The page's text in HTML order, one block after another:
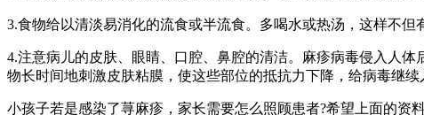
3.食物给以清淡易消化的流食或半流食。多喝水或热汤，这样不
4.注意病儿的皮肤、眼睛、口腔、鼻腔的清洁。麻疹病毒侵入人
物长时间地刺激皮肤粘膜，使这些部位的抵抗力下降，给病毒继续
小孩子若是感染了荨麻疹，家长需要怎么照顾患者?希望上面的资